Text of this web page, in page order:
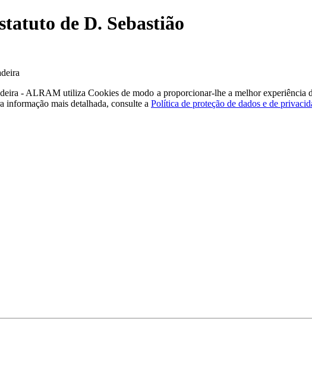
de D. Sebastião
- ALRAM utiliza Cookies de modo a proporcionar-lhe a melhor experiência
informação mais detalhada, consulte a Política de proteção de dados e de